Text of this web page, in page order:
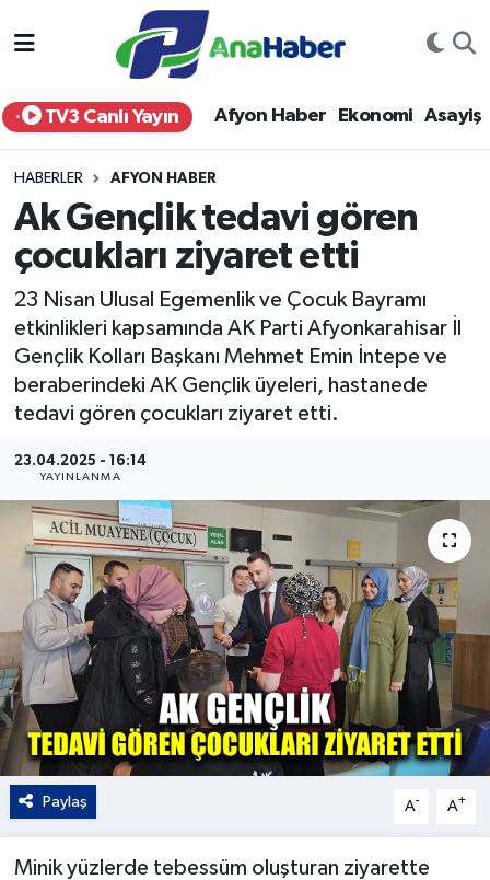
TV3 Canlı Yayın Afyon Haber Ekonomi Asayiş
HABERLER AFYON HABER
Ak Gençlik tedavi gören
çocukları ziyaret etti
23 Nisan Ulusal Egemenlik ve Çocuk Bayramı
etkinlikleri kapsamında AK Parti Afyonkarahisar İl
Gençlik Kolları Başkanı Mehmet Emin İntepe ve
beraberindeki AK Gençlik üyeleri, hastanede
tedavi gören çocukları ziyaret etti.
23.04.2025 - 16:14
YAYINLANMA
Paylaş A- A+
Minik yüzlerde tebessüm oluşturan ziyarette
Yurt Haber
Afyon Haber
Siyaset
Spor
Eğitim
Sağlık
Teknoloji
Kültür - Sanat
Yaşam
Afyonkarahisar Nöbetçi Eczaneler
Afyonkarahisar Hava Durumu
Afyonkarahisar Trafik Yoğunluk Haritası
Süper Lig Puan Durumu ve Fikstür
Tüm Manşetler
Son Dakika Haberleri
Haber Arşivi